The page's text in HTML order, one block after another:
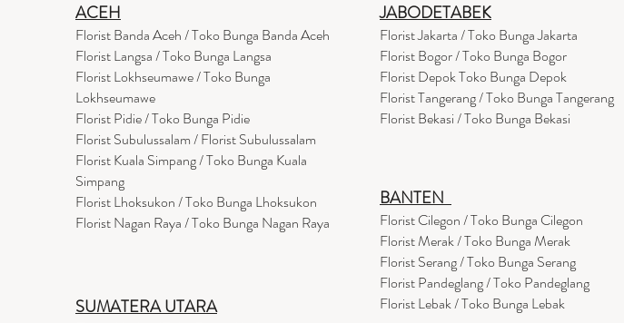
ACEH
Florist Banda Aceh / Toko Bunga Banda Aceh
Florist Langsa / Toko Bunga Langsa
Florist Lokhseumawe / Toko Bunga
Lokhseumawe
Florist Pidie / Toko Bunga Pidie
Florist Subulussalam / Florist Subulussalam
Florist Kuala Simpang / Toko Bunga Kuala
Simpang
Florist Lhoksukon / Toko Bunga Lhoksukon
Florist Nagan Raya / Toko Bunga Nagan Raya
SUMATERA UTARA
JABODETABEK
Florist Jakarta / Toko Bunga Jakarta
Florist Bogor / Toko Bunga Bogor
Florist Depok Toko Bunga Depok
Florist Tangerang / Toko Bunga Tangerang
Florist Bekasi / Toko Bunga Bekasi
BANTEN
Florist Cilegon / Toko Bunga Cilegon
Florist Merak / Toko Bunga Merak
Florist Serang / Toko Bunga Serang
Florist Pandeglang / Toko Pandeglang
Florist Lebak / Toko Bunga Lebak